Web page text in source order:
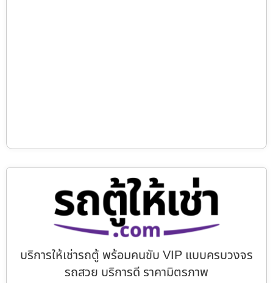
บริการให้เช่ารถตู้ พร้อมคนขับ VIP แบบครบวงจร
รถสวย บริการดี ราคามิตรภาพ